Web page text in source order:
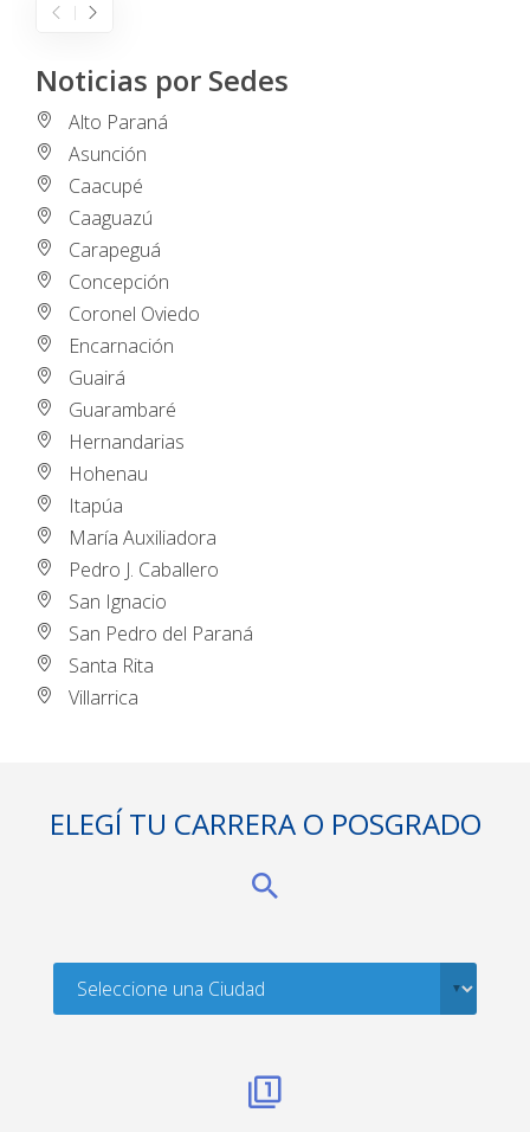
Noticias por Sedes
Alto Paraná
Asunción
Caacupé
Caaguazú
Carapeguá
Concepción
Coronel Oviedo
Encarnación
Guairá
Guarambaré
Hernandarias
Hohenau
Itapúa
María Auxiliadora
Pedro J. Caballero
San Ignacio
San Pedro del Paraná
Santa Rita
Villarrica
ELEGÍ TU CARRERA O POSGRADO